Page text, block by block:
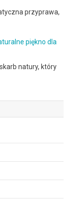
przyprawa,
piękno dla
natury, który